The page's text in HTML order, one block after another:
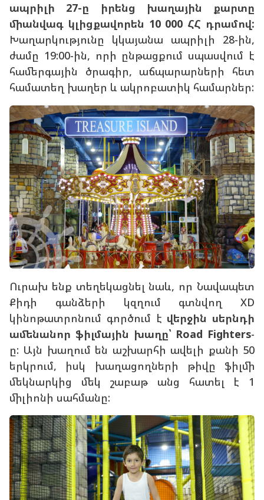
ապրիլի 27-ը իրենց խաղային քարտը
միանվագ կլիցքավորեն 10 000 ՀՀ դրամով:
Խաղարկությունը կկայանա ապրիլի 28-ին,
ժամը 19:00-ին, որի ընթացքում սպասվում է
համերգային ծրագիր, աճպարարների հետ
համատեղ խաղեր և ակրոբատիկ համարներ:
Ուրախ ենք տեղեկացնել նաև, որ Նավապետ
Քիդի գանձերի կզղում գտնվող XD
կինոթատրոնում գործում է վերջին սերնդի
ամենանոր ֆիլմային խաղը՝ Road Fighters-
ը: Այն խաղում են աշխարհի ավելի քանի 50
երկրում, իսկ խաղացողների թիվը ֆիլմի
մեկնարկից մեկ շաբաթ անց հատել է 1
միլիոնի սահմանը: